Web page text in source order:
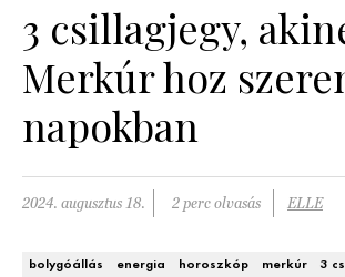
SZÉPSÉG
PSZICHÉ
ÉLETMÓD
PÁRKAPCSOLAT
3 csillagjegy,
Merkúr hoz
napokban
2024. augusztus 18. 2 perc olvasás ELLE
bolygóállás energia horoszkóp merkúr
3